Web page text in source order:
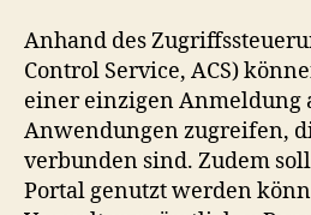
Anhand des
Control Service, ACS)
einer einzigen Anmeldung
Anwendungen zugreifen,
verbunden sind. Zudem
Portal genutzt werden